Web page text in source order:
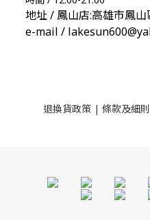
地址 / 鳳山店:高雄市鳳
e-mail /
退換貨政策 | 條款及細則